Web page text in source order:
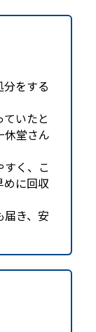
をする
いたと
休堂さん
すく、こ
めに回収
届き、安